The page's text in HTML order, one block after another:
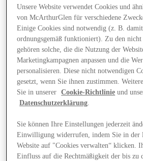
Angebote
Unsere Website verwendet Cookies und
von McArthurGlen für verschiedene
Einige Cookies sind notwendig (z. B.
ordnungsgemäß funktioniert). Zu den
gehören solche, die die Nutzung der
Marketingkampagnen anpassen und die
personalisieren. Diese nicht notwendigen
gesetzt, wenn Sie ihnen zustimmen.
Sie in unserer
Cookie-Richtlinie und
Datenschutzerklärung.
Sie können Ihre Einstellungen jederzeit
Einwilligung widerrufen, indem Sie in der
Website auf "Cookies verwalten“ klicken.
Einfluss auf die Rechtmäßigkeit der bis zu